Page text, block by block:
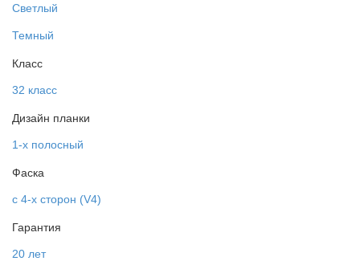
Светлый
Темный
Класс
32 класс
Дизайн планки
1-х полосный
Фаска
с 4-х сторон (V4)
Гарантия
20 лет